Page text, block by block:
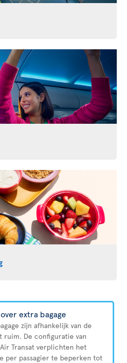
extra bagage
zijn afhankelijk van de
De configuratie van
Transat verplichten het
per passagier te beperken tot